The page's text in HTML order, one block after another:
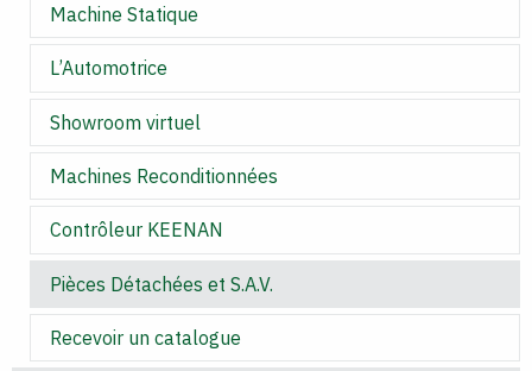
Machine Statique
L’Automotrice
Showroom virtuel
Machines Reconditionnées
Contrôleur KEENAN
Pièces Détachées et S.A.V.
Recevoir un catalogue